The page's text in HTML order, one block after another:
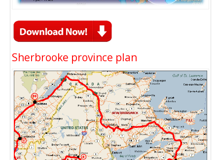
Sherbrooke province plan